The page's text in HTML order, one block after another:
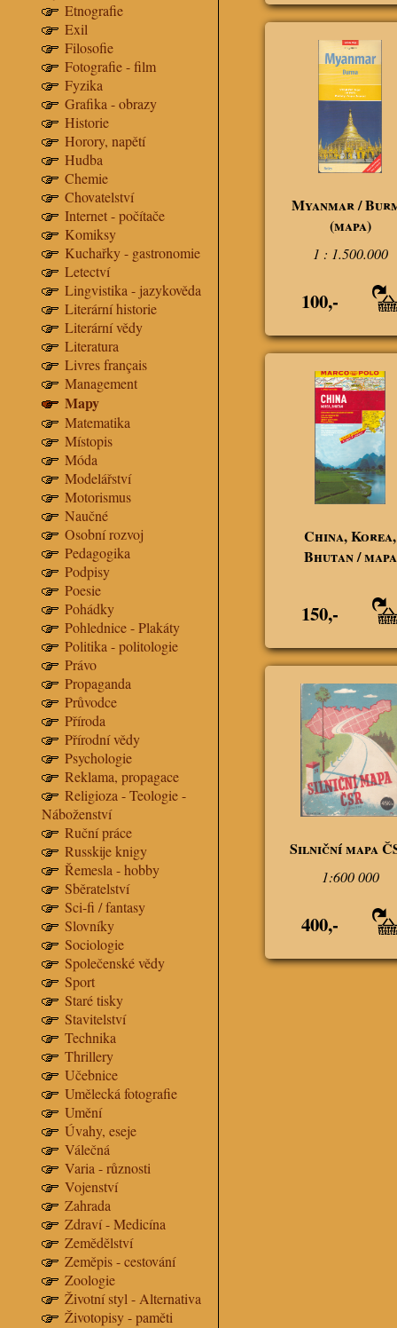
Etnografie
Exil
Filosofie
Fotografie - film
Fyzika
Grafika - obrazy
Historie
Horory, napětí
Hudba
Chemie
Chovatelství
Internet - počítače
Komiksy
Kuchařky - gastronomie
Letectví
Lingvistika - jazykověda
Literární historie
Literární vědy
Literatura
Livres français
Management
Mapy
Matematika
Místopis
Móda
Modelářství
Motorismus
Naučné
Osobní rozvoj
Pedagogika
Podpisy
Poesie
Pohádky
Pohlednice - Plakáty
Politika - politologie
Právo
Propaganda
Průvodce
Příroda
Přírodní vědy
Psychologie
Reklama, propagace
Religioza - Teologie -
Náboženství
Ruční práce
Russkije knigy
Řemesla - hobby
Sběratelství
Sci-fi / fantasy
Slovníky
Sociologie
Společenské vědy
Sport
Staré tisky
Stavitelství
Technika
Thrillery
Učebnice
Umělecká fotografie
Umění
Úvahy, eseje
Válečná
Varia - různosti
Vojenství
Zahrada
Zdraví - Medicína
Zemědělství
Zeměpis - cestování
Zoologie
Životní styl - Alternativa
Životopisy - paměti
Myanmar /
(mapa)
1 : 1.500.000
100,-
China, Korea,
Bhutan / mapa
150,-
Silniční mapa
1:600 000
400,-